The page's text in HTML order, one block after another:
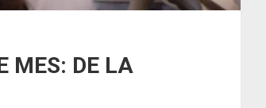
MES: DE LA